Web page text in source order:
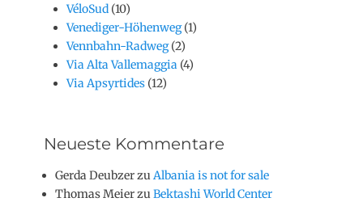
VéloSud (10)
Venediger-Höhenweg(1)
Vennbahn-Radweg(2)
Via Alta Vallemaggia (4)
Via Apsyrtides (12)
Neueste Kommentare
Gerda Deubzer zu Albania is not for sale
Thomas Meier zu Bektashi World Center